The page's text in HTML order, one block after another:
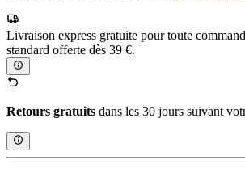
Livraison express gratuite pour toute
standard offerte dès 39 €.
Retours gratuits dans les 30 jours suivant